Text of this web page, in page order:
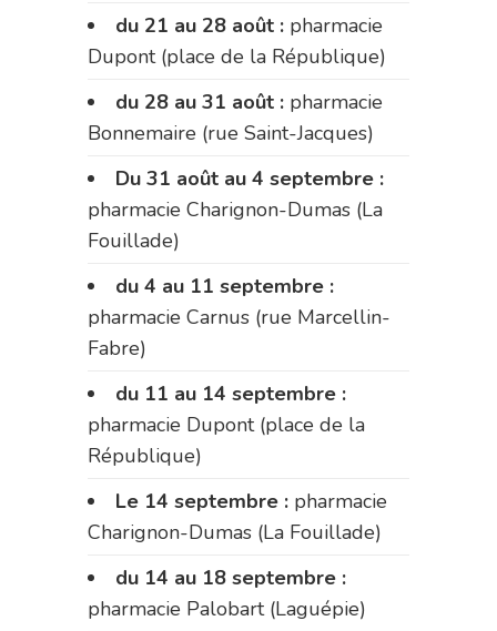
du 21 au 28 août : pharmacie
Dupont (place de la République)
du 28 au 31 août : pharmacie
Bonnemaire (rue Saint-Jacques)
Du 31 août au 4 septembre :
pharmacie Charignon-Dumas (La
Fouillade)
du 4 au 11 septembre :
pharmacie Carnus (rue Marcellin-
Fabre)
du 11 au 14 septembre :
pharmacie Dupont (place de la
République)
Le 14 septembre : pharmacie
Charignon-Dumas (La Fouillade)
du 14 au 18 septembre :
pharmacie Palobart (Laguépie)